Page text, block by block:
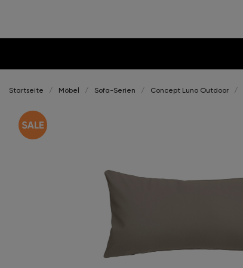
Startseite Möbel Sofa-Serien Concept Luno Outdoor